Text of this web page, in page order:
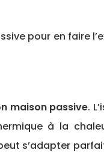
pour en faire
maison passive.
à la
s’adapter